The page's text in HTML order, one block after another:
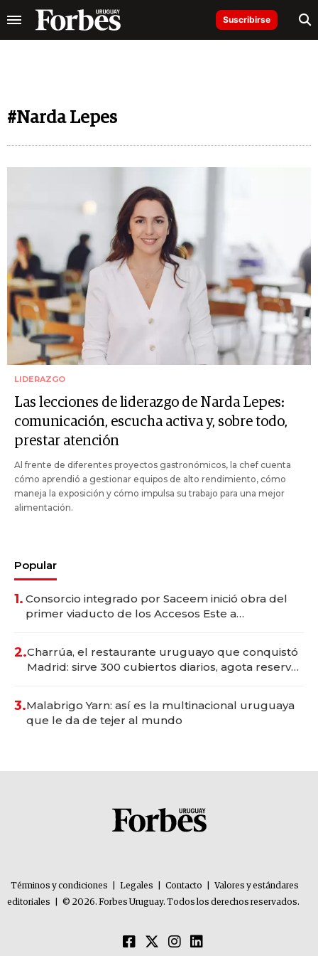
Suscribirse
#Narda Lepes
LIDERAZGO
Las lecciones de liderazgo de Narda Lepes:
comunicación, escucha activa y, sobre todo,
prestar atención
Al frente de diferentes proyectos gastronómicos, la chef cuenta
cómo aprendió a gestionar equipos de alto rendimiento, cómo
maneja la exposición y cómo impulsa su trabajo para una mejor
alimentación.
Popular
1. Consorcio integrado por Saceem inició obra del
primer viaducto de los Accesos Este a
2.Charrúa, el restaurante uruguayo que conquistó
Madrid: sirve 300 cubiertos diarios, agota reservas
3.Malabrigo Yarn: así es la multinacional uruguaya
que le da de tejer al mundo
Términos y condiciones Legales Contacto
Valores y estándares
editoriales
© 2026. Forbes Uruguay. Todos los derechos reservados.